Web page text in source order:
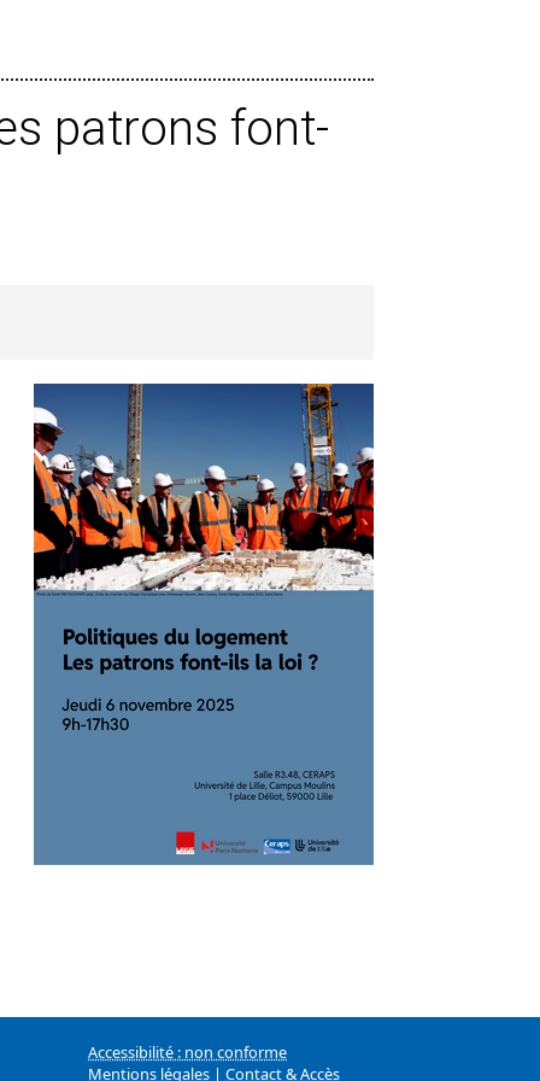
patrons font-
Accessibilité : non conforme
Mentions légales | Contact & Accès